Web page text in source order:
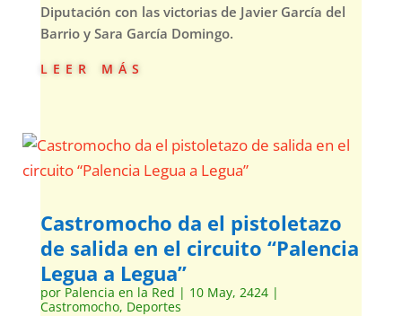
Diputación con las victorias de Javier García del
Barrio y Sara García Domingo.
leer más
Castromocho da el pistoletazo
de salida en el circuito “Palencia
Legua a Legua”
por Palencia en la Red | 10 May, 2424|
Castromocho, Deportes